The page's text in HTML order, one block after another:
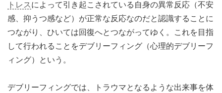
トレス によって引き起こされている自身の異常反応（不安
感、抑うつ感など）が正常な反応なのだと認識することに
つながり、ひいては回復へとつながってゆく。これを目指
して行われることをデブリーフィング（心理的デブリーフ
ィング）という。
デブリーフィングでは、トラウマとなるような出来事を体